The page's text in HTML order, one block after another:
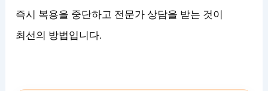
즉시 복용을 중단하고 전문가 상담을 받는 것이
최선의 방법입니다.